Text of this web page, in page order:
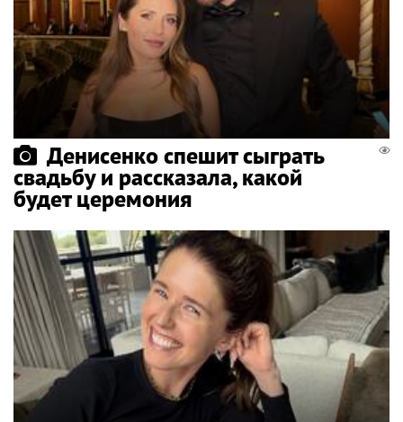
Денисенко спешит сыграть
свадьбу и рассказала, какой
будет церемония